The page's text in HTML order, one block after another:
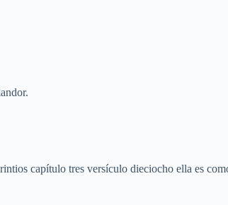
capítulo tres versículo dieciocho ella es